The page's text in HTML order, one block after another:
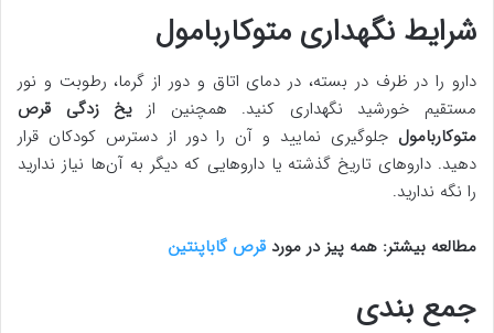
شرایط نگهداری متوکاربامول
دارو را در ظرف در بسته، در دمای اتاق و دور از گرما، رطوبت و نور
مستقیم خورشید نگهداری کنید. همچنین ازیخ زدگی قرص
متوکاربامول جلوگیری نمایید و آن را دور از دسترس کودکان قرار
دهید. داروهای تاریخ گذشته یا داروهایی که دیگر به آن‌ها نیاز ندارید
را نگه ندارید.
مطالعه بیشتر: همه پیز در مورد قرص گاباپنتین
جمع بندی